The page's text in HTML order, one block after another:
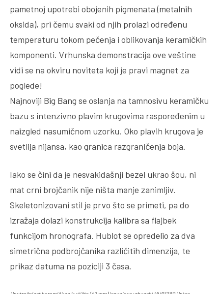
pametnoj upotrebi obojenih pigmenata (metalnih
oksida), pri čemu svaki od njih prolazi određenu
temperaturu tokom pečenja i oblikovanja keramičkih
komponenti. Vrhunska demonstracija ove veštine
vidi se na okviru noviteta koji je pravi magnet za
poglede!
Najnoviji Big Bang se oslanja na tamnosivu keramičku
bazu s intenzivno plavim krugovima raspoređenim u
naizgled nasumičnom uzorku. Oko plavih krugova je
svetlija nijansa, kao granica razgraničenja boja.
Iako se čini da je nesvakidašnji bezel ukrao šou, ni
mat crni brojčanik nije ništa manje zanimljiv.
Skeletonizovani stil je prvo što se primeti, pa do
izražaja dolazi konstrukcija kalibra sa flajbek
funkcijom hronografa. Hublot se opredelio za dva
simetrična podbrojčanika različitih dimenzija, te
prikaz datuma na poziciji 3 časa.